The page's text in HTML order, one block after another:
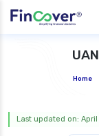
Home
Last updated on: